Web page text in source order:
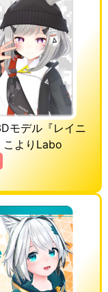
モデル『レイニ
こよりLabo